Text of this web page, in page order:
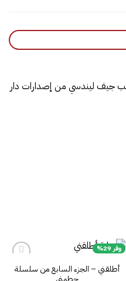
كتاب ‎دكستر المتفاني باخلاص للكاتب جيف ليندسي‎ من إصدارات دار
وفر 29%
أطلقني – الجزء السابع من سلسلة